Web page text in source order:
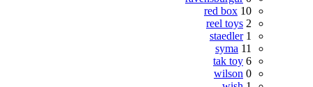
red box 10
reel toys 2
staedler 1
syma 11
tak toy 6
wilson 0